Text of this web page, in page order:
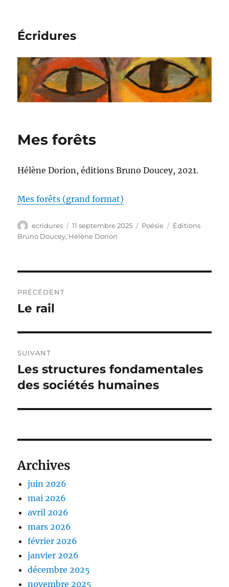
Écridures
Mes forêts
Hélène Dorion, éditions Bruno Doucey, 2021.
Mes forêts (grand format)
Auteur
ecridures
Publié
le
11 septembre 2025 Catégories
Poésie Étiquettes
Éditions
Bruno Doucey, Hélène Dorion
de
PRÉCÉDENT
Publication
Le rail
SUIVANT
Publication
suivante :
Les structures fondamentales
des sociétés humaines
Archives
juin 2026
mai 2026
avril 2026
mars 2026
février 2026
janvier 2026
décembre 2025
novembre 2025